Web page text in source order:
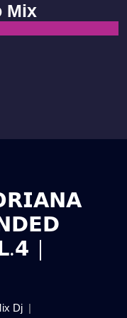
Mix
|
Dj𝗖𝗛𝗜𝗖𝗛𝗔
|